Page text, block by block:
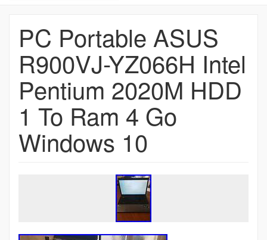
PC Portable ASUS
R900VJ-YZ066H Intel
Pentium 2020M HDD
1 To Ram 4 Go
Windows 10